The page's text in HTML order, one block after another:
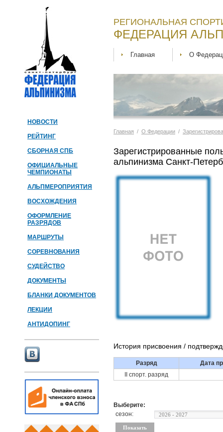
НОВОСТИ
РЕЙТИНГ
СБОРНАЯ СПБ
ОФИЦИАЛЬНЫЕ
ЧЕМПИОНАТЫ
АЛЬПМЕРОПРИЯТИЯ
ВОСХОЖДЕНИЯ
ОФОРМЛЕНИЕ
РАЗРЯДОВ
МАРШРУТЫ
СОРЕВНОВАНИЯ
СУДЕЙСТВО
ДОКУМЕНТЫ
БЛАНКИ ДОКУМЕНТОВ
ЛЕКЦИИ
АНТИДОПИНГ
РЕГИОНАЛЬНАЯ
ФЕДЕРАЦИЯ
Главная О
Главная / О Федерации /
Зарегистрированные
альпинизма Санкт-
История присвоения /
Разряд
Дата
II спорт. разряд
Выберите:
сезон: